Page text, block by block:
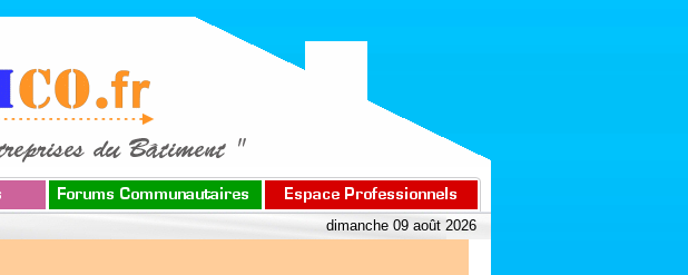
dimanche 09 août 2026